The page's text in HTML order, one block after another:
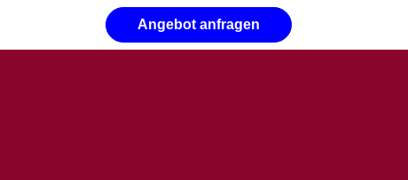
Angebot anfragen